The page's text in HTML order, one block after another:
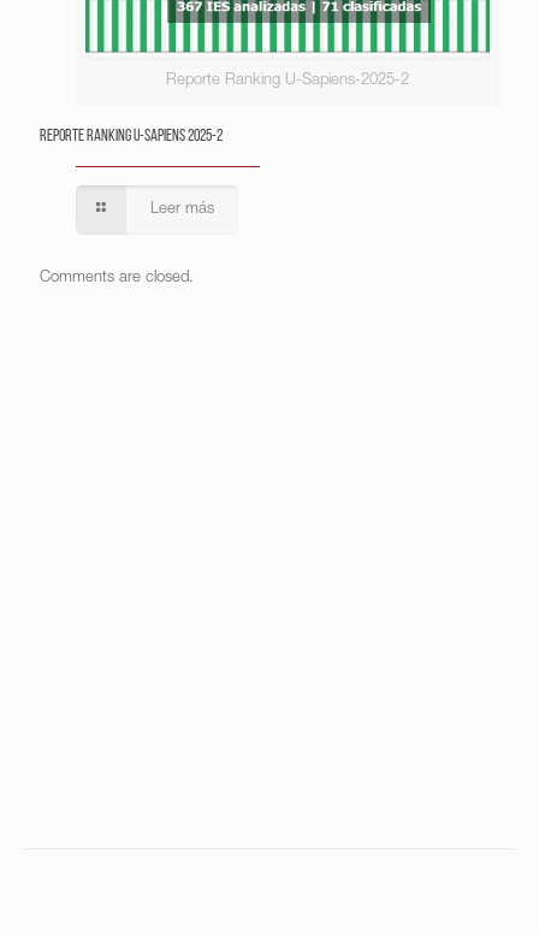
Reporte Ranking U-Sapiens-2025-2
Reporte Ranking U-Sapiens 2025-2
Leer más
Comments are closed.